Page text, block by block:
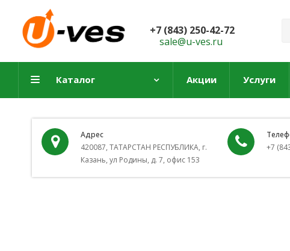
+7 (843) 250-42-72
sale@u-ves.ru
Каталог Акции Услуги
Адрес
420087, ТАТАРСТАН РЕСПУБЛИКА, г.
Казань, ул Родины, д. 7, офис 153
+7